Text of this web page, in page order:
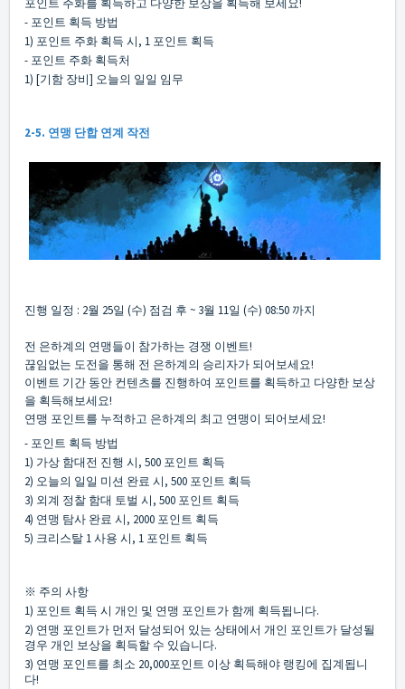
- 포인트 획득 방법
1) 포인트 주화 획득 시, 1 포인트 획득
- 포인트 주화 획득처
1) [기함 장비] 오늘의 일일 임무
2-5. 연맹 단합 연계 작전
진행 일정 : 2월 25일 (수) 점검 후 ~ 3월 11일 (수) 08:50 까지
전 은하계의 연맹들이 참가하는 경쟁 이벤트!
끊임없는 도전을 통해 전 은하계의 승리자가 되어보세요!
이벤트 기간 동안 컨텐츠를 진행하여 포인트를 획득하고 다양한 보상
을 획득해보세요!
연맹 포인트를 누적하고 은하계의 최고 연맹이 되어보세요!
- 포인트 획득 방법
1) 가상 함대전 진행 시, 500 포인트 획득
2) 오늘의 일일 미션 완료 시, 500 포인트 획득
3) 외계 정찰 함대 토벌 시, 500 포인트 획득
4) 연맹 탐사 완료 시, 2000 포인트 획득
5) 크리스탈 1 사용 시, 1 포인트 획득
※ 주의 사항
1) 포인트 획득 시 개인 및 연맹 포인트가 함께 획득됩니다.
2) 연맹 포인트가 먼저 달성되어 있는 상태에서 개인 포인트가 달성될
경우 개인 보상을 획득할 수 있습니다.
3) 연맹 포인트를 최소 20,000포인트 이상 획득해야 랭킹에 집계됩니
다!